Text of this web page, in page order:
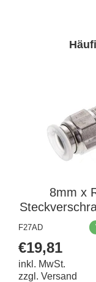
8mm x
EPDM/
F27AD
Regulärer
Preis
€19,81
inkl. MwSt.
zzgl. Versand